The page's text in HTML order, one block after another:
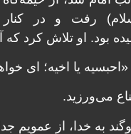
رفت و در
بود. او تلاش کرد
یا اخیه؛ ای
می‌ورزید.
به خدا، از عمویم